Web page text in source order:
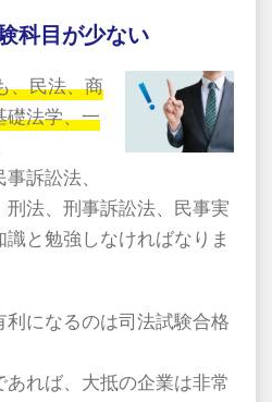
科目が少ない
、民法、商
礎法学、一
訴訟法、
法、刑事訴訟法、民事実
と勉強しなければなりま
になるのは司法試験合格
れば、大抵の企業は非常